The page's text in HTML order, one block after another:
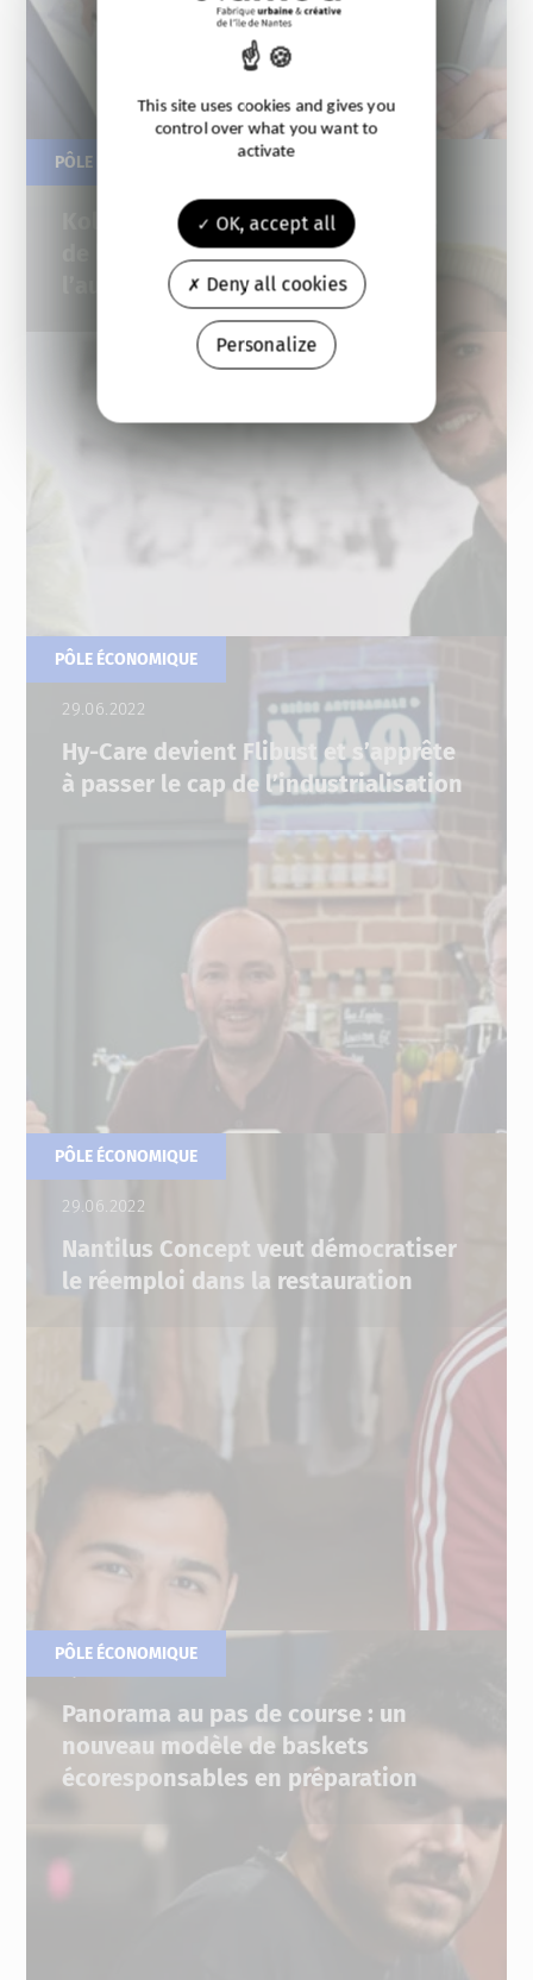
Koll3ct – Du projet au prototypage
de leur solution de mesure de
l’audience tv
PÔLE ÉCONOMIQUE
29.06.2022
Hy-Care devient Flibust et s’apprête
à passer le cap de l’industrialisation
PÔLE ÉCONOMIQUE
29.06.2022
Nantilus Concept veut démocratiser
le réemploi dans la restauration
PÔLE ÉCONOMIQUE
Panorama au pas de course : un
nouveau modèle de baskets
écoresponsables en préparation
PÔLE ÉCONOMIQUE
This site uses cookies and gives you
control over what you want to
activate
OK, accept all
Deny all cookies
Personalize